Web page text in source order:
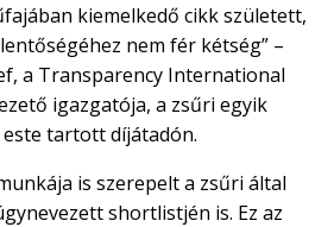
kiemelkedő cikk született,
nem fér kétség” –
a Transparency International
igazgatója, a zsűri egyik
tartott díjátadón.
is szerepelt a zsűri által
shortlistjén is. Ez az